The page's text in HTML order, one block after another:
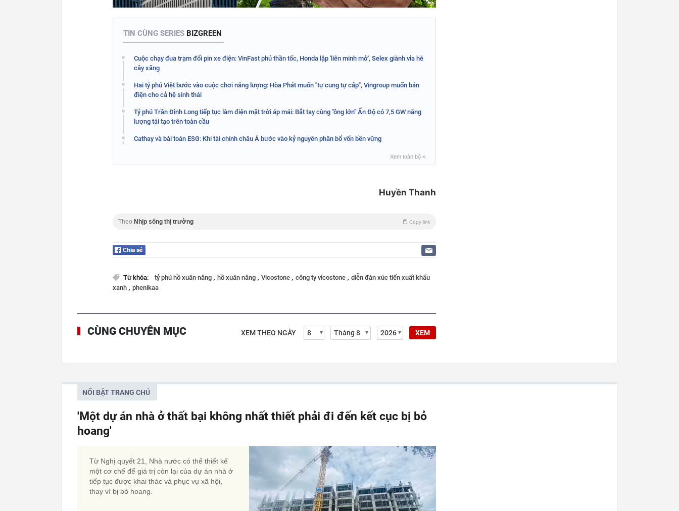
TIN CÙNG SERIES BIZGREEN
Cuộc chạy đua trạm đổi pin xe điện: VinFast phủ thần tốc, Honda lập 'liên minh mở', Selex giành vỉa hè
cây xăng
Hai tỷ phú Việt bước vào cuộc chơi năng lượng: Hòa Phát muốn "tự cung tự cấp", Vingroup muốn bán
điện cho cả hệ sinh thái
Tỷ phú Trần Đình Long tiếp tục làm điện mặt trời áp mái: Bắt tay cùng "ông lớn" Ấn Độ có 7,5 GW năng
lượng tái tạo trên toàn cầu
Cathay và bài toán ESG: Khi tài chính châu Á bước vào kỷ nguyên phân bổ vốn bền vững
Xem toàn bộ ››
Huyền Thanh
Theo Nhịp sống thị trường Copy link
Từ khóa: tỷ phú hồ xuân năng , hồ xuân năng , Vicostone , công ty vicostone , diễn đàn xúc tiến xuất khẩu
xanh , phenikaa
CÙNG CHUYÊN MỤC XEM THEO NGÀY XEM
NỔI BẬT TRANG CHỦ
'Một dự án nhà ở thất bại không nhất thiết phải đi đến kết cục bị bỏ
hoang'
Từ Nghị quyết 21, Nhà nước có thể thiết kế
một cơ chế để giá trị còn lại của dự án nhà ở
tiếp tục được khai thác và phục vụ xã hội,
thay vì bị bỏ hoang.